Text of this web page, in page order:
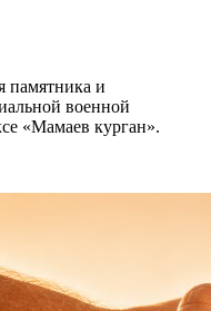
памятника и
военной
«Мамаев курган».